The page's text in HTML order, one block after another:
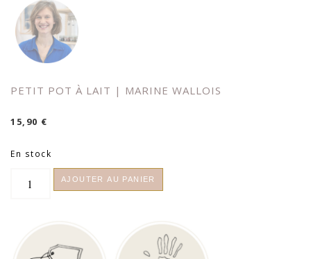
PETIT POT À LAIT | MARINE WALLOIS
15,90 €
En stock
lait
AJOUTER AU PANIER